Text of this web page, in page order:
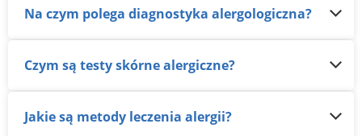
Na czym polega diagnostyka alergologiczna?
Czym są testy skórne alergiczne?
Jakie są metody leczenia alergii?